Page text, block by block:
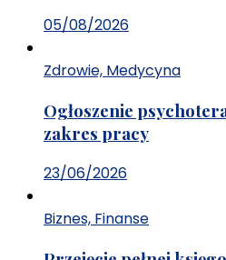
05/08/2026
Zdrowie, Medycyna
Ogłoszenie
zakres pracy
23/06/2026
Biznes, Finanse